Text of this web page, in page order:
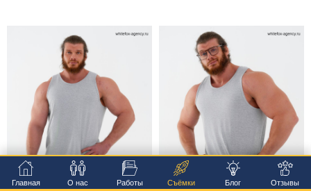
Главная О нас Работы Съёмки Блог Отзывы